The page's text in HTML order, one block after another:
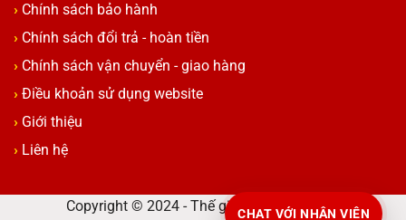
Chính sách bảo hành
Chính sách đổi trả - hoàn tiền
Chính sách vận chuyển - giao hàng
Điều khoản sử dụng website
Giới thiệu
Liên hệ
Copyright © 2024 - Thế giới laptop cao cấp
CHAT VỚI NHÂN VIÊN